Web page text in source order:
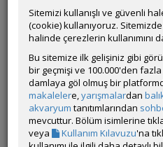
hakaya0107
Çevrim Dışı
Gönderim Zamanı:06 Temmuz
Sitemizi kullanışlı ve güvenli
(cookie) kullanıyoruz.
halinde çerezlerin kullanımını
Bu sitemize ilk gelişiniz gibi
bir geçmişi ve 100.000'den
damlaya göl olmuş bir
makalelere,yarışmalardan
akvaryum tanıtımlarından
mevcuttur. Bölüm isimlerine
veya
Kullanım Kılavuzu'na